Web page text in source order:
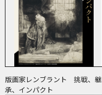
版画家レンブラント 挑戦、継
承、インパクト